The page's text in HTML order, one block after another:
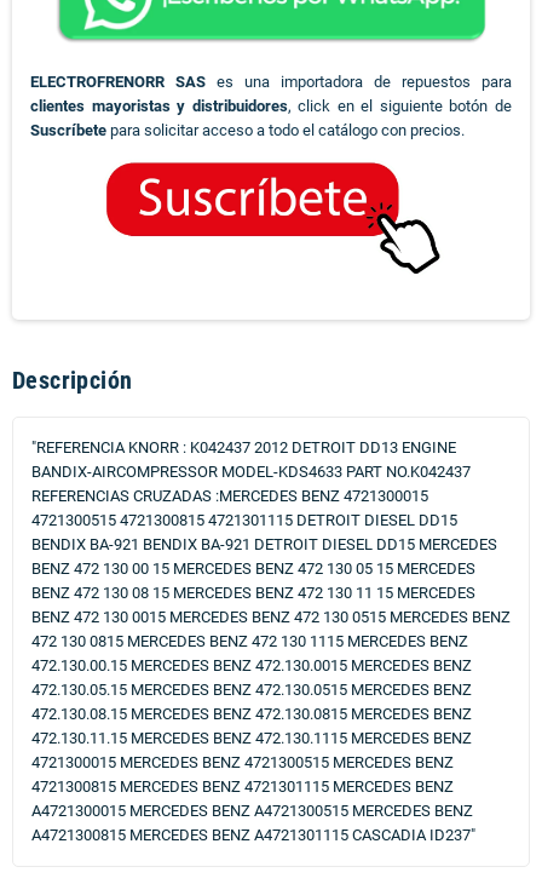
ELECTROFRENORR SAS es una importadora de repuestos para
clientes mayoristas y distribuidores, click en el siguiente botón de
Suscríbete para solicitar acceso a todo el catálogo con precios.
Descripción
"REFERENCIA KNORR : K042437 2012 DETROIT DD13 ENGINE
BANDIX-AIRCOMPRESSOR MODEL-KDS4633 PART NO.K042437
REFERENCIAS CRUZADAS :MERCEDES BENZ 4721300015
4721300515 4721300815 4721301115 DETROIT DIESEL DD15
BENDIX BA-921 BENDIX BA-921 DETROIT DIESEL DD15 MERCEDES
BENZ 472 130 00 15 MERCEDES BENZ 472 130 05 15 MERCEDES
BENZ 472 130 08 15 MERCEDES BENZ 472 130 11 15 MERCEDES
BENZ 472 130 0015 MERCEDES BENZ 472 130 0515 MERCEDES BENZ
472 130 0815 MERCEDES BENZ 472 130 1115 MERCEDES BENZ
472.130.00.15 MERCEDES BENZ 472.130.0015 MERCEDES BENZ
472.130.05.15 MERCEDES BENZ 472.130.0515 MERCEDES BENZ
472.130.08.15 MERCEDES BENZ 472.130.0815 MERCEDES BENZ
472.130.11.15 MERCEDES BENZ 472.130.1115 MERCEDES BENZ
4721300015 MERCEDES BENZ 4721300515 MERCEDES BENZ
4721300815 MERCEDES BENZ 4721301115 MERCEDES BENZ
A4721300015 MERCEDES BENZ A4721300515 MERCEDES BENZ
A4721300815 MERCEDES BENZ A4721301115 CASCADIA ID237"